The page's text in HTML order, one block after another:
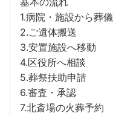
1.病院・施設から葬
2.ご遺体搬送
3.安置施設へ移動
4.区役所へ相談
5.葬祭扶助申請
6.審査・承認
7.北斎場の火葬予約